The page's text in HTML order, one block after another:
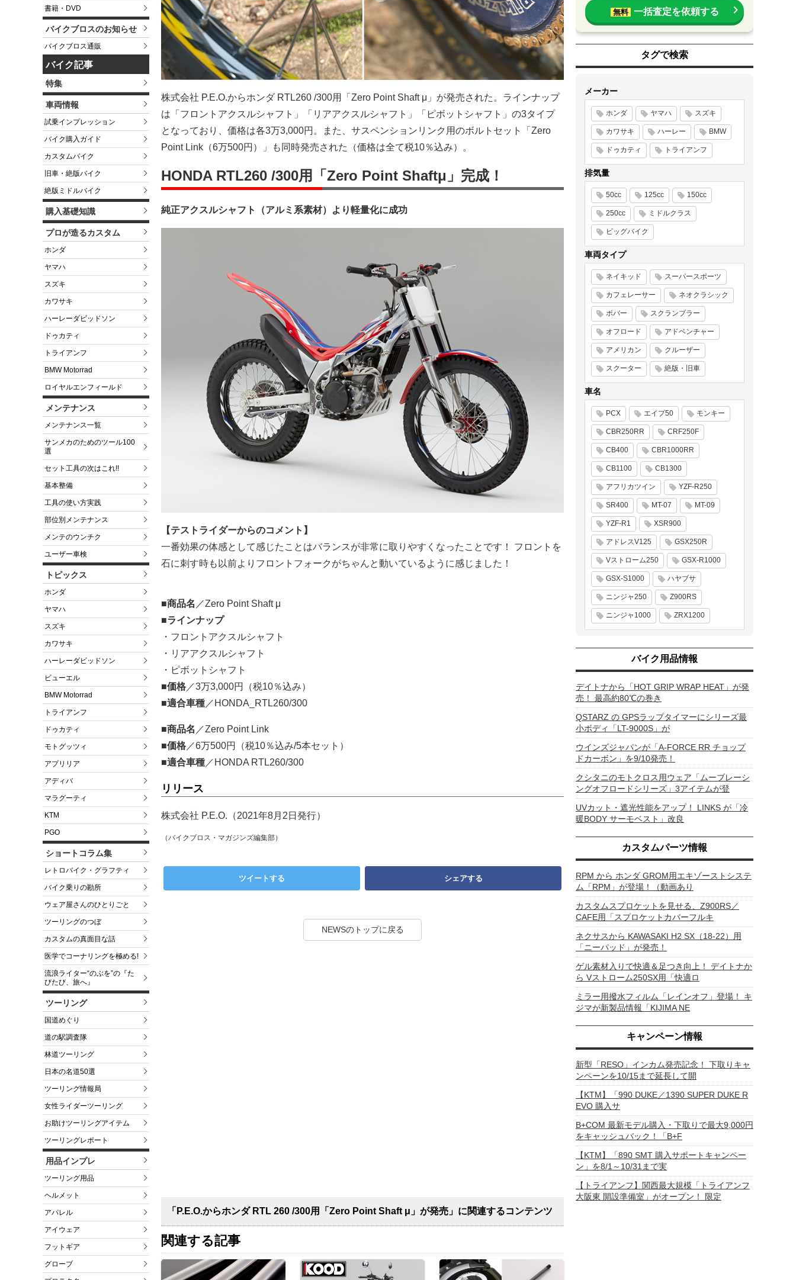
書籍・DVD
バイクブロスのお知らせ
バイクブロス通販
バイク記事
特集
車両情報
試乗インプレッション
バイク購入ガイド
カスタムバイク
旧車・絶版バイク
絶版ミドルバイク
購入基礎知識
プロが造るカスタム
ホンダ
ヤマハ
スズキ
カワサキ
ハーレーダビッドソン
ドゥカティ
トライアンフ
BMW Motorrad
ロイヤルエンフィールド
メンテナンス
メンテナンス一覧
サンメカのためのツール100
選
セット工具の次はこれ!!
基本整備
工具の使い方実践
部位別メンテナンス
メンテのウンチク
ユーザー車検
トピックス
ホンダ
ヤマハ
スズキ
カワサキ
ハーレーダビッドソン
ビューエル
BMW Motorrad
トライアンフ
ドゥカティ
モトグッツィ
アプリリア
アディバ
マラグーティ
KTM
PGO
ショートコラム集
レトロバイク・グラフティ
バイク乗りの勘所
ウェア屋さんのひとりごと
ツーリングのつぼ
カスタムの真面目な話
医学でコーナリングを極める!
流浪ライター“のぶを”の『た
びたび、旅へ』
ツーリング
国道めぐり
道の駅調査隊
林道ツーリング
日本の名道50選
ツーリング情報局
女性ライダーツーリング
お助けツーリングアイテム
ツーリングレポート
用品インプレ
ツーリング用品
ヘルメット
アパレル
アイウェア
フットギア
グローブ
株式会社 P.E.O.からホンダ RTL260 /300用「Zero Point Shaft μ」が発売された。ラインナップ
は「フロントアクスルシャフト」「リアアクスルシャフト」「ピボットシャフト」の3タイプ
となっており、価格は各3万3,000円。また、サスペンションリンク用のボルトセット「Zero
Point Link（6万500円）」も同時発売された（価格は全て税10％込み）。
HONDA RTL260 /300用「Zero Point Shaftμ」完成！
純正アクスルシャフト（アルミ系素材）より軽量化に成功
【テストライダーからのコメント】
一番効果の体感として感じたことはバランスが非常に取りやすくなったことです！ フロントを
石に刺す時も以前よりフロントフォークがちゃんと動いているように感じました！
■商品名 ／Zero Point Shaft μ
■ラインナップ
・フロントアクスルシャフト
・リアアクスルシャフト
・ピボットシャフト
■価格 ／3万3,000円（税10％込み）
■適合車種 ／HONDA_RTL260/300
■商品名 ／Zero Point Link
■価格 ／6万500円（税10％込み/5本セット）
■適合車種 ／HONDA RTL260/300
リリース
株式会社 P.E.O.（2021年8月2日発行）
（バイクブロス・マガジンズ編集部）
ツイートする シェアする
NEWSのトップに戻る
「P.E.O.からホンダ RTL 260 /300用「Zero Point Shaft μ」が発売」に関連するコンテンツ
関連する記事
無料 一括査定を依頼する
タグで検索
メーカー
ホンダ ヤマハ スズキ
カワサキ ハーレー BMW
ドゥカティ トライアンフ
排気量
50cc 125cc 150cc
250cc ミドルクラス
ビッグバイク
車両タイプ
ネイキッド スーパースポーツ
カフェレーサー ネオクラシック
ボバー スクランブラー
オフロード アドベンチャー
アメリカン クルーザー
スクーター 絶版・旧車
車名
PCX エイプ50 モンキー
CBR250RR CRF250F
CB400 CBR1000RR
CB1100 CB1300
アフリカツイン YZF-R250
SR400 MT-07 MT-09
YZF-R1 XSR900
アドレスV125 GSX250R
Vストローム250 GSX-R1000
GSX-S1000 ハヤブサ
ニンジャ250 Z900RS
ニンジャ1000 ZRX1200
バイク用品情報
デイトナから「HOT GRIP WRAP HEAT」が発
売！ 最高約80℃の巻き
QSTARZ の GPSラップタイマーにシリーズ最
小ボディ「LT-9000S」が
ウインズジャパンが「A-FORCE RR チョップ
ドカーボン」を9/10発売！
クシタニのモトクロス用ウェア「ムーブレーシ
ングオフロードシリーズ」3アイテムが登
UVカット・遮光性能をアップ！ LINKS が「冷
暖BODY サーモベスト」改良
カスタムパーツ情報
RPM から ホンダ GROM用エキゾーストシステ
ム「RPM」が登場！（動画あり
カスタムスプロケットを見せる、Z900RS／
CAFE用「スプロケットカバーフルキ
ネクサスから KAWASAKI H2 SX（18-22）用
「ニーパッド」が発売！
ゲル素材入りで快適＆足つき向上！ デイトナか
ら Vストローム250SX用「快適ロ
ミラー用撥水フィルム「レインオフ」登場！ キ
ジマが新製品情報「KIJIMA NE
キャンペーン情報
新型「RESO」インカム発売記念！ 下取りキャ
ンペーンを10/15まで延長して開
【KTM】「990 DUKE／1390 SUPER DUKE R
EVO 購入サ
B+COM 最新モデル購入・下取りで最大9,000円
をキャッシュバック！「B+F
【KTM】「890 SMT 購入サポートキャンペー
ン」を8/1～10/31まで実
【トライアンフ】関西最大規模「トライアンフ
大阪東 開設準備室」がオープン！ 限定